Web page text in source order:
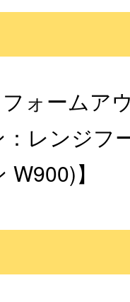
ォームア
：レンジフ
】